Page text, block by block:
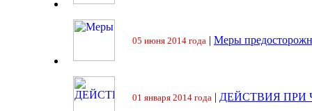
05 июня 2014 года | Меры
01 января 2014 года | ДЕЙСТВИЯ ПРИ